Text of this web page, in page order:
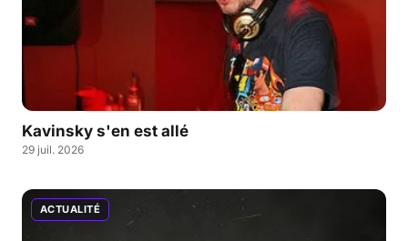
Kavinsky s'en est allé
29 juil. 2026
ACTUALITÉ